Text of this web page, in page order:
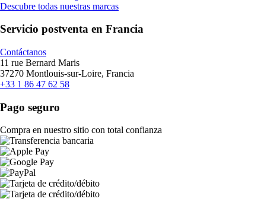
Descubre todas nuestras marcas
Servicio postventa en Francia
Contáctanos
11 rue Bernard Maris
37270 Montlouis-sur-Loire, Francia
+33 1 86 47 62 58
Pago seguro
Compra en nuestro sitio con total confianza